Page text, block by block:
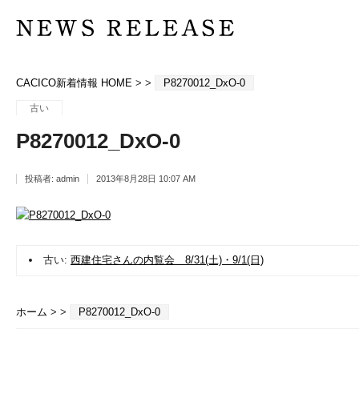
CACICO新着情報 HOME > > P8270012_DxO-0
古い
P8270012_DxO-0
投稿者: admin 2013年8月28日 10:07 AM
古い: 西建住宅さんの内覧会 8/31(土)・9/1(日)
ホーム > > P8270012_DxO-0